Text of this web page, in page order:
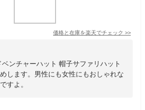
価格と在庫を楽天でチェック >>
ンチャーハット 帽子サファリハット
します。男性にも女性にもおしゃれな
すよ。